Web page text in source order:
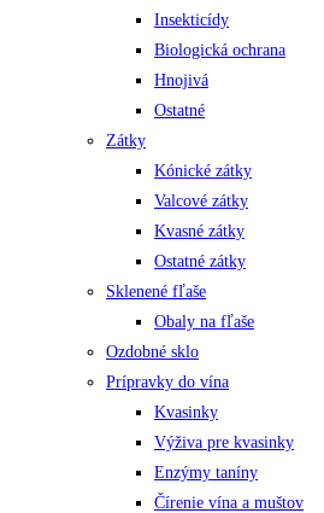
Insekticídy
Biologická ochrana
Hnojivá
Ostatné
Zátky
Kónické zátky
Valcové zátky
Kvasné zátky
Ostatné zátky
Sklenené fľaše
Obaly na fľaše
Ozdobné sklo
Prípravky do vína
Kvasinky
Výživa pre kvasinky
Enzýmy taníny
Čírenie vína a muštov